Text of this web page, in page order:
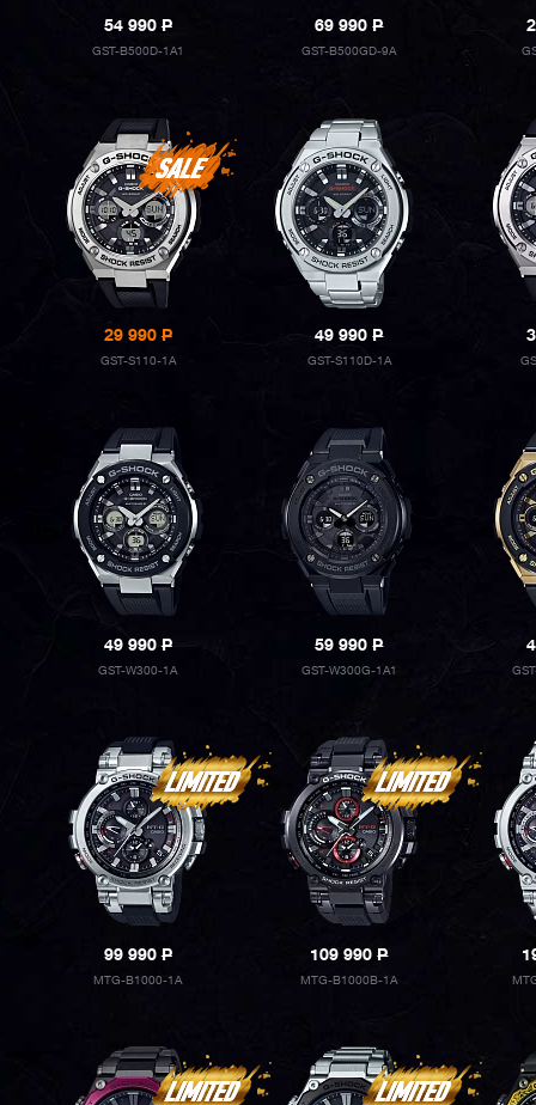
54 990P
GST-B500D-1A1
69 990P
GST-B500GD-9A
29 990P
GST-S110-1A
49 990P
GST-S110D-1A
49 990P
GST-W300-1A
59 990P
GST-W300G-1A1
99 990P
MTG-B1000-1A
109 990P
MTG-B1000B-1A